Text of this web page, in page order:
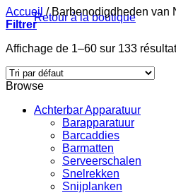
Retour à la boutique
Accueil /Barbenodigdheden van
Filtrer
Affichage de 1–60 sur 133
Browse
Achterbar Apparatuur
Barapparatuur
Barcaddies
Barmatten
Serveerschalen
Snelrekken
Snijplanken